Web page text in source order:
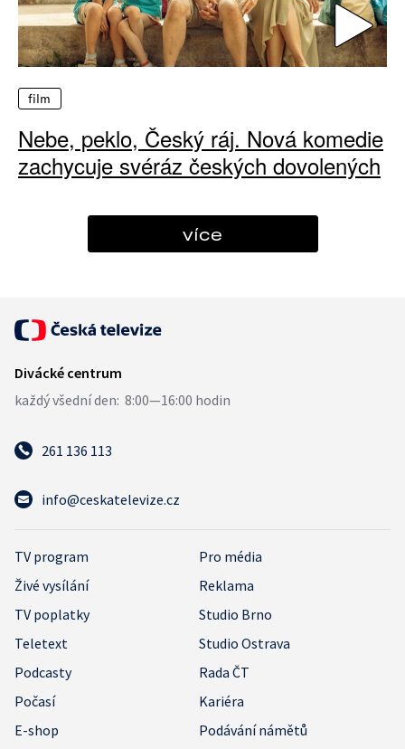
film
Nebe, peklo, Český ráj. Nová komedie
zachycuje svéráz českých dovolených
více
261 136 113
info@ceskatelevize.cz
TV program
Pro média
Živé vysílání
Reklama
TV poplatky
Studio Brno
Teletext
Studio Ostrava
Podcasty
Rada ČT
Počasí
Kariéra
E-shop
Podávání námětů